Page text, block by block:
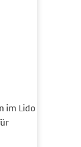
im Lido